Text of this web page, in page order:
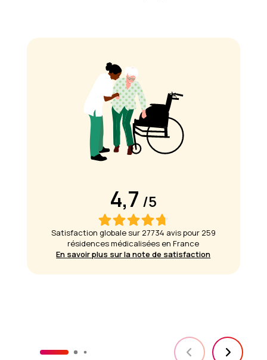
4,7 /5
Satisfaction globale sur 27734 avis pour 259
résidences médicalisées en France
En savoir plus sur la note de satisfaction